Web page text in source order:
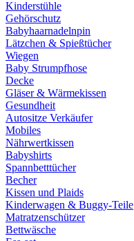
Kinderstühle
Gehörschutz
Babyhaarnadelnpin
Lätzchen & Spießtücher
Wiegen
Baby Strumpfhose
Decke
Gläser & Wärmekissen
Gesundheit
Autositze Verkäufer
Mobiles
Nährwertkissen
Babyshirts
Spannbetttücher
Becher
Kissen und Plaids
Kinderwagen & Buggy-Teile
Matratzenschützer
Bettwäsche